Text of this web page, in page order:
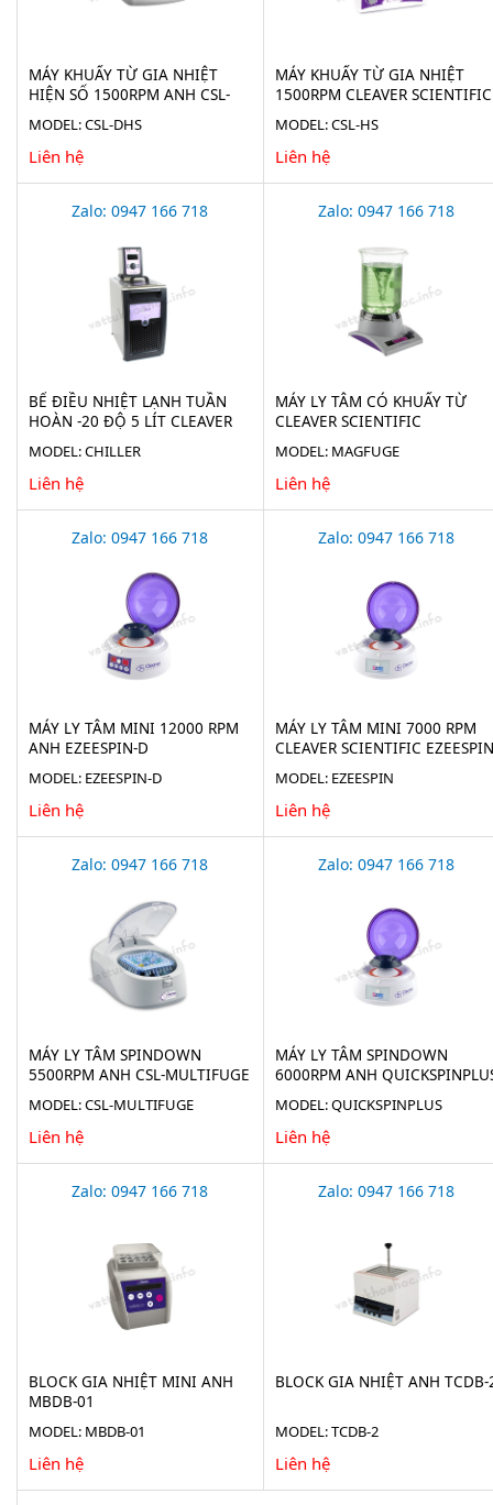
MÁY KHUẤY TỪ GIA NHIỆT
HIỆN SỐ 1500RPM ANH CSL-
MODEL: CSL-DHS
Liên hệ
MÁY KHUẤY TỪ GIA NHIỆT
1500RPM CLEAVER SCIENTIFIC
MODEL: CSL-HS
Liên hệ
Zalo: 0947 166 718
BỂ ĐIỀU NHIỆT LẠNH TUẦN
HOÀN -20 ĐỘ 5 LÍT CLEAVER
MODEL: CHILLER
Liên hệ
Zalo: 0947 166 718
MÁY LY TÂM CÓ KHUẤY TỪ
CLEAVER SCIENTIFIC
MODEL: MAGFUGE
Liên hệ
Zalo: 0947 166 718
MÁY LY TÂM MINI 12000 RPM
ANH EZEESPIN-D
MODEL: EZEESPIN-D
Liên hệ
Zalo: 0947 166 718
MÁY LY TÂM MINI 7000 RPM
CLEAVER SCIENTIFIC EZEESPIN
MODEL: EZEESPIN
Liên hệ
Zalo: 0947 166 718
MÁY LY TÂM SPINDOWN
5500RPM ANH CSL-MULTIFUGE
MODEL: CSL-MULTIFUGE
Liên hệ
Zalo: 0947 166 718
MÁY LY TÂM SPINDOWN
6000RPM ANH
MODEL: QUICKSPINPLUS
Liên hệ
Zalo: 0947 166 718
BLOCK GIA NHIỆT MINI ANH
MBDB-01
MODEL: MBDB-01
Liên hệ
Zalo: 0947 166 718
BLOCK GIA NHIỆT ANH TCDB-
MODEL: TCDB-2
Liên hệ